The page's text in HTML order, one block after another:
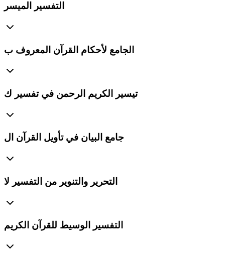
التفسير الميسر
الجامع لأحكام القرآن المعروف ب
تيسير الكريم الرحمن في تفسير ك
جامع البيان في تأويل القرآن ال
التحرير والتنوير من التفسير لا
التفسير الوسيط للقرآن الكريم